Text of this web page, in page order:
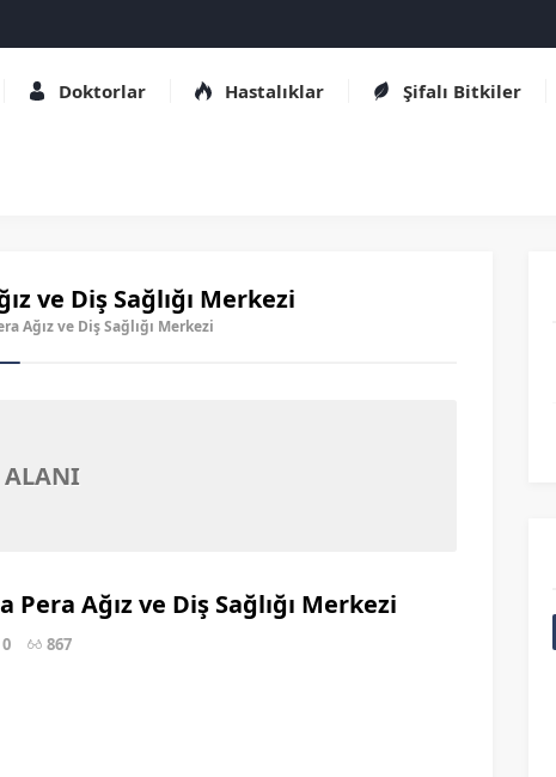
Doktorlar Hastalıklar Şifalı Bitkiler
ve Diş Sağlığı Merkezi
Ağız ve Diş Sağlığı Merkezi
ALANI
Pera Ağız ve Diş Sağlığı Merkezi
0 867